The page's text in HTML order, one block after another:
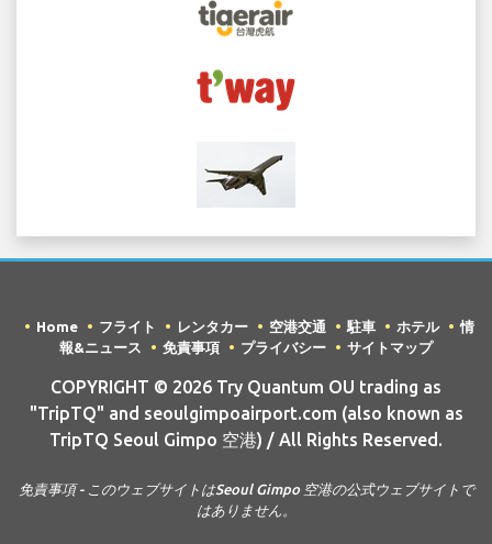
Home フライト レンタカー 空港交通 駐車 ホテル
情
報&ニュース
免責事項 プライバシー サイトマップ
COPYRIGHT © 2026 Try Quantum OU trading as
"TripTQ" and seoulgimpoairport.com (also known as
TripTQ Seoul Gimpo 空港) / All Rights Reserved.
免責事項 - このウェブサイトはSeoul Gimpo 空港の公式ウェブサイトで
はありません。